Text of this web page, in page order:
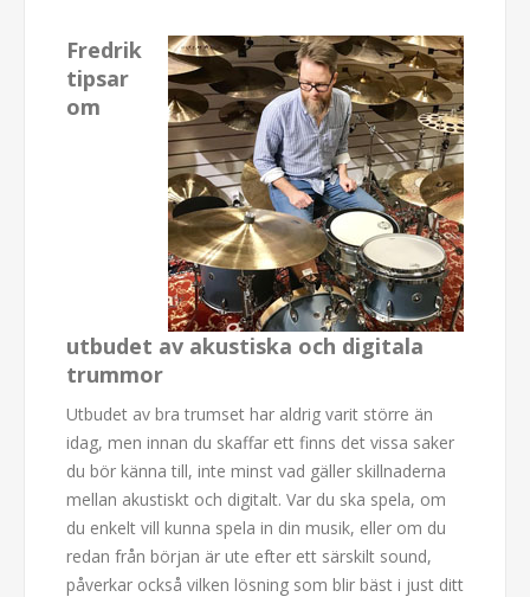
Fredrik
tipsar
om
utbudet av akustiska och digitala
trummor
Utbudet av bra trumset har aldrig varit större än
idag, men innan du skaffar ett finns det vissa saker
du bör känna till, inte minst vad gäller skillnaderna
mellan akustiskt och digitalt. Var du ska spela, om
du enkelt vill kunna spela in din musik, eller om du
redan från början är ute efter ett särskilt sound,
påverkar också vilken lösning som blir bäst i just ditt